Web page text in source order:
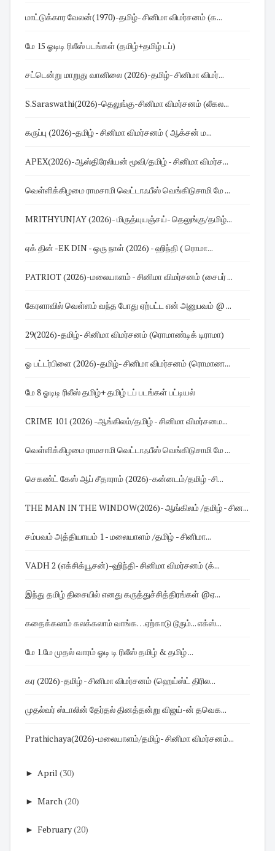
மாட்டுக்கார வேலன்(1970)-தமிழ்- சினிமா விமர்சனம் (க...
மே 15 ஓடிடி ரிலீஸ் படங்கள் (தமிழ்+தமிழ் டப்)
சட்டென்று மாறுது வானிலை (2026)-தமிழ்- சினிமா விமர்...
S.Saraswathi(2026)-தெலுங்கு-சினிமா விமர்சனம் (லீகல...
கருப்பு (2026)-தமிழ் - சினிமா விமர்சனம் ( ஆக்சன் ம...
APEX(2026)-ஆஸ்திரேலியன் மூவி/தமிழ் - சினிமா விமர்ச...
வெள்ளிக்கிழமை ராமசாமி வெட்டாஃபீஸ் வெங்கிடுசாமி மே ...
MRITHYUNJAY (2026)- மிருத்யுயஞ்சய்- தெலுங்கு/தமிழ்...
ஏக் தின் -EK DIN - ஒரு நாள் (2026) - ஹிந்தி ( ரொமா...
PATRIOT (2026)-மலையாளம் - சினிமா விமர்சனம் (சைபர் ...
கேரளாவில் வெள்ளம் வந்த போது ஏற்பட்ட என் அனுபவம் @ ...
29(2026)-தமிழ்- சினிமா விமர்சனம் (ரொமாண்டிக் டிராமா)
ஓ பட்டர்பிளை (2026)-தமிழ்- சினிமா விமர்சனம் (ரொமாண...
மே 8 ஓடிடி ரிலீஸ் தமிழ்+ தமிழ் டப் படங்கள் பட்டியல்
CRIME 101 (2026) -ஆங்கிலம்/தமிழ் - சினிமா விமர்சனம...
வெள்ளிக்கிழமை ராமசாமி வெட்டாஃபீஸ் வெங்கிடுசாமி மே ...
செகண்ட் கேஸ் ஆப் சீதாராம் (2026)-கன்னடம்/தமிழ் -சி...
THE MAN IN THE WINDOW(2026)- ஆங்கிலம் /தமிழ் - சின...
சம்பவம் அத்தியாயம் 1 - மலையாளம் /தமிழ் - சினிமா...
VADH 2 (எக்சிக்யூசன்)-ஹிந்தி- சினிமா விமர்சனம் (க்...
இந்து தமிழ் திசையில் எனது கருத்துச்சித்திரங்கள் @ஏ...
கதைக்கலாம் கலக்கலாம் வாங்க…ஏற்காடு டூரும்... எக்ஸ்...
மே 1.மே முதல் வாரம் ஓடி டி ரிலீஸ் தமிழ் & தமிழ் ...
கர (2026)-தமிழ் - சினிமா விமர்சனம் (ஹெய்ஸ்ட் திரில...
முதல்வர் ஸ்டாலின் தேர்தல் தினத்தன்று விஜய்-ன் தவெக...
Prathichaya(2026)-மலையாளம்/தமிழ்- சினிமா விமர்சனம்...
► April (30)
► March(20)
► February(20)